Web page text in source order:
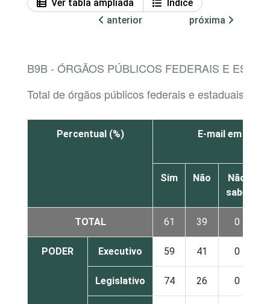
Ver tabla ampliada
Índice
anterior
próxima
B9B - ÓRGÃOS PÚBLICOS FEDERAIS E
Total de órgãos públicos federais e estaduais
Percentual (%) E-mail em
Sim Não
Não
sabe
TOTAL 61 39 0
PODER Executivo 59 41 0
Legislativo 74 26 0